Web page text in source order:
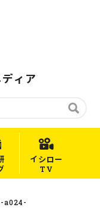
ィア
イシロー
TV
a024-